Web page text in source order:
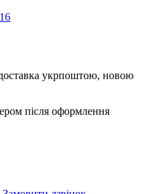
16
укрпоштою, новою
після оформлення